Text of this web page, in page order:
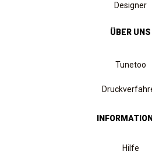
Designer
ÜBER UNS
Tunetoo
Hilfe